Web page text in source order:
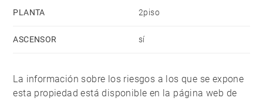
PLANTA 2piso
ASCENSOR sí
La información sobre los riesgos a los que se expone
esta propiedad está disponible en la página web de